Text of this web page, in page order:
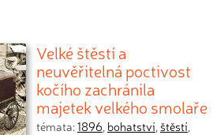
Velké štěstí a
neuvěřitelná poctivost
kočího zachránila
majetek velkého smolaře
témata:1896, bohatství, štěstí,